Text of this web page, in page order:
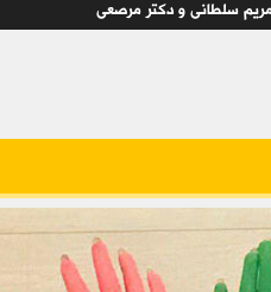
سلطانی و دکتر مرصعی